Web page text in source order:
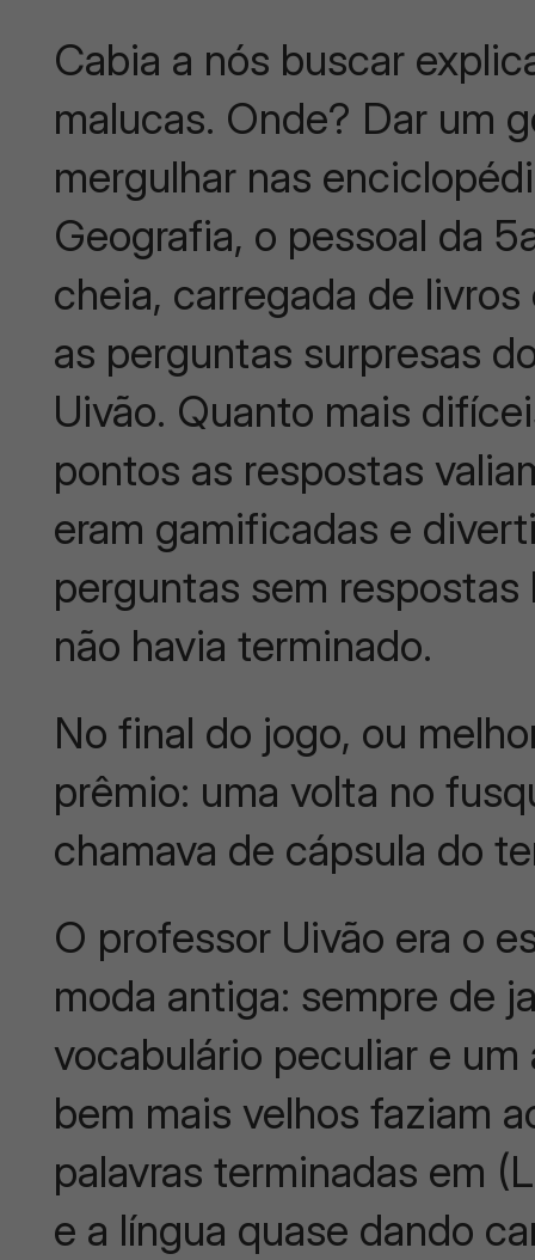
Cabia a nós buscar
malucas. Onde? Dar um
mergulhar nas
Geografia, o pessoal da
cheia, carregada de
as perguntas surpresas
Uivão. Quanto mais
pontos as respostas
eram gamificadas e
perguntas sem
não havia terminado.
No final do jogo, ou
prêmio: uma volta no
chamava de cápsula do
O professor Uivão era o
moda antiga: sempre de
vocabulário peculiar e
bem mais velhos faziam
palavras terminadas em
e a língua quase dando